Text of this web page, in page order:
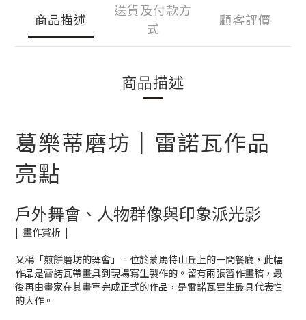
商品描述
送貨及付款方
式
顧客評價
商品描述
葛樂蒂磨坊｜雷諾瓦作品
亮點
戶外舞會、人物群像與印象派光影
| 畫作賞析 |
又稱「煎餅磨坊的舞會」。位於蒙馬特山丘上的一間餐廳，此幅
作品是雷諾瓦帶畫具到現場寫生製作的。留有兩張習作畫稿，最
後再由畫家在其畫室完成正式的作品，是雷諾瓦畢生最具代表性
的大作。